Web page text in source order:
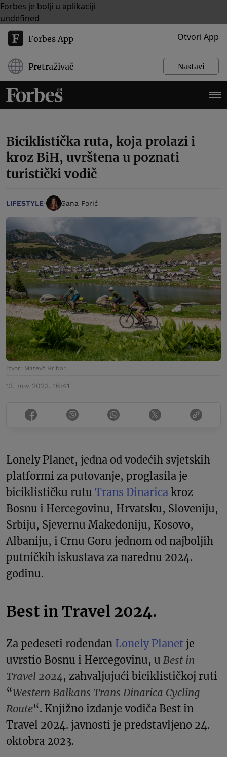
Forbes je bolji u aplikaciji
undefined
Forbes App Otvori App
Pretraživač Nastavi
Biciklistička ruta, koja prolazi i
kroz BiH, uvrštena u poznati
turistički vodič
LIFESTYLE Gana Forić
Izvor: Matevž Hribar
13. nov 2023. 16:41
Lonely Planet, jedna od vodećih svjetskih
platformi za putovanje, proglasila je
biciklističku rutu Trans Dinarica kroz
Bosnu i Hercegovinu, Hrvatsku, Sloveniju,
Srbiju, Sjevernu Makedoniju, Kosovo,
Albaniju, i Crnu Goru jednom od najboljih
putničkih iskustava za narednu 2024.
godinu.
Best in Travel 2024.
Za pedeseti rođendan Lonely Planet je
uvrstio Bosnu i Hercegovinu, u Best in
Travel 2024, zahvaljujući biciklističkoj ruti
“Western Balkans Trans Dinarica Cycling
Route“. Knjižno izdanje vodiča Best in
Travel 2024. javnosti je predstavljeno 24.
oktobra 2023.